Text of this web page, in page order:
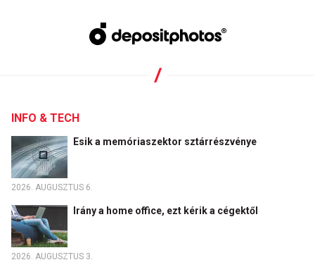
INFO & TECH
Esik a memóriaszektor sztárrészvénye
2026. AUGUSZTUS 6.
Irány a home office, ezt kérik a cégektől
2026. AUGUSZTUS 3.